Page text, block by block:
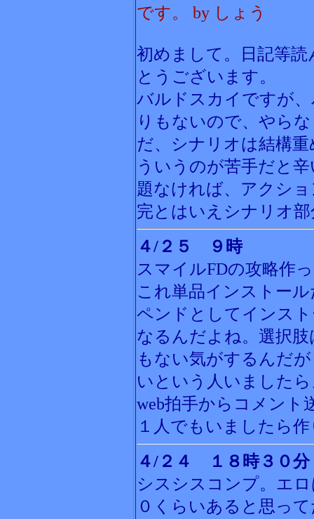
です。 by しょう
初めまして。日記等
とうございます。
バルドスカイですが
りもないので、やら
だ、シナリオは結構
ういうのが苦手だと
題なければ、アクシ
完とはいえシナリオ
４/２５ ９時
スマイルFDの攻略作
これ単品インストー
ペンドとしてインス
なるんだよね。選択
もない気がするんだ
いという人いました
web拍手からコメント
１人でもいましたら
４/２４ １８時３０分
シスシスコンプ。エ
０くらいあると思っ